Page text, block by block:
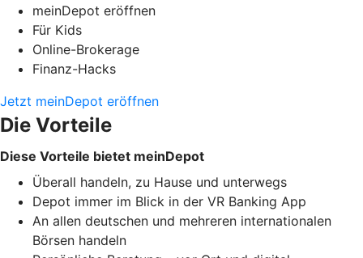
meinDepot eröffnen
Für Kids
Online-Brokerage
Finanz-Hacks
Jetzt meinDepot eröffnen
Die Vorteile
Diese Vorteile bietet meinDepot
Überall handeln, zu Hause und unterwegs
Depot immer im Blick in der VR Banking App
An allen deutschen und mehreren internationalen
Börsen handeln